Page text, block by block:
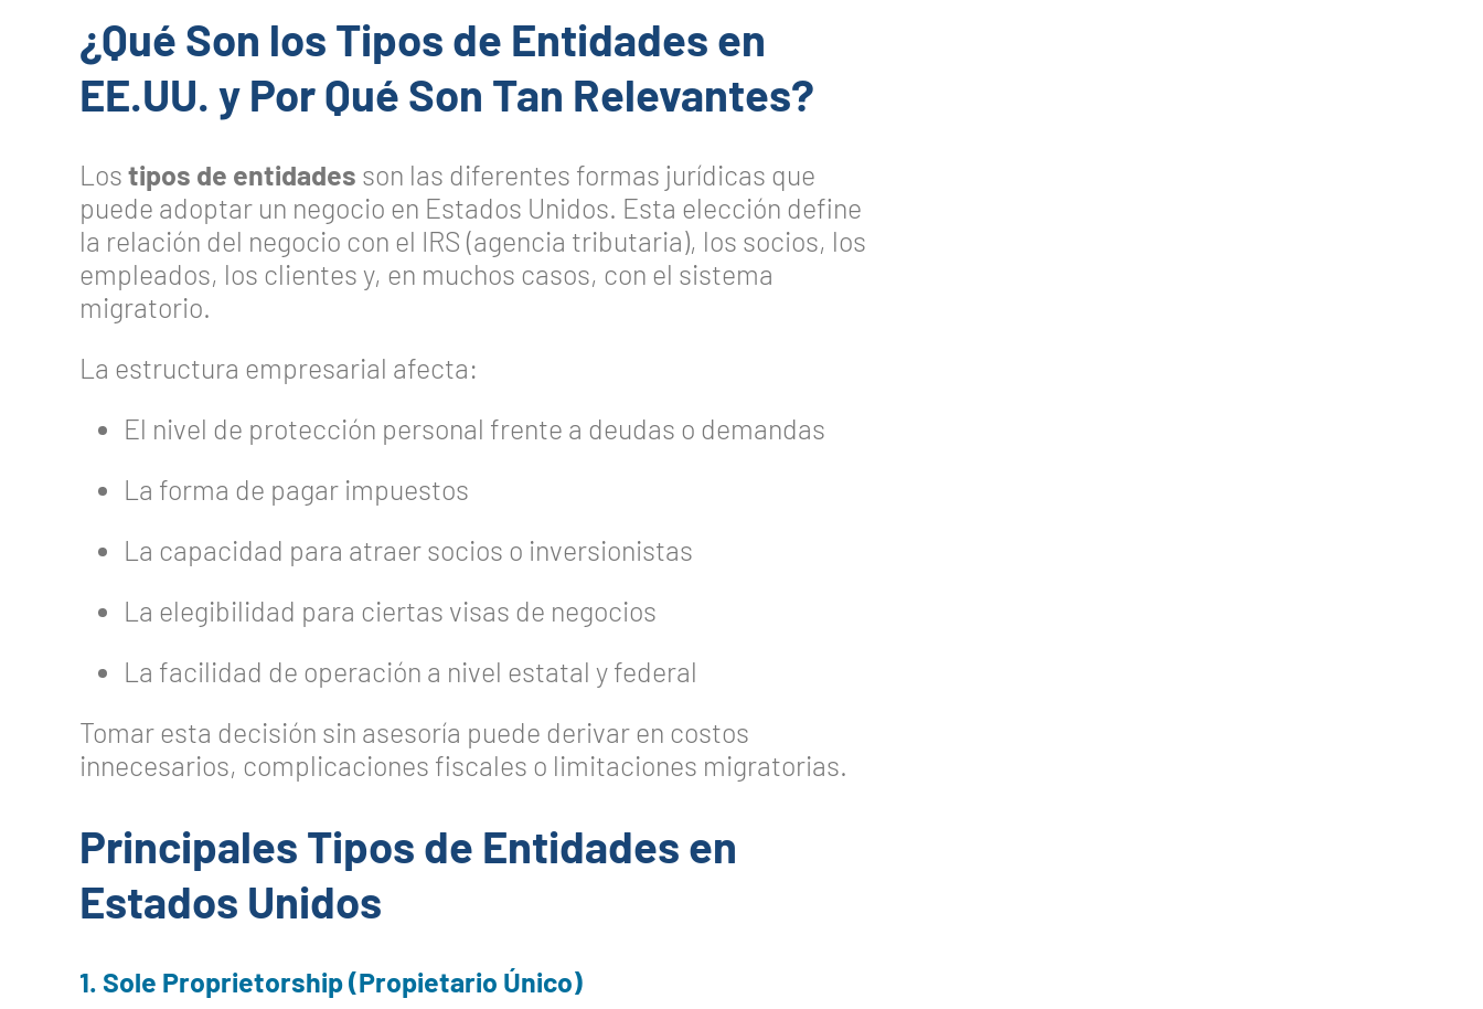
¿Qué Son los Tipos de Entidades en
EE.UU. y Por Qué Son Tan Relevantes?
Los tipos de entidades son las diferentes formas jurídicas que
puede adoptar un negocio en Estados Unidos. Esta elección define
la relación del negocio con el IRS (agencia tributaria), los socios, los
empleados, los clientes y, en muchos casos, con el sistema
migratorio.
La estructura empresarial afecta:
El nivel de protección personal frente a deudas o demandas
La forma de pagar impuestos
La capacidad para atraer socios o inversionistas
La elegibilidad para ciertas visas de negocios
La facilidad de operación a nivel estatal y federal
Tomar esta decisión sin asesoría puede derivar en costos
innecesarios, complicaciones fiscales o limitaciones migratorias.
Principales Tipos de Entidades en
Estados Unidos
1. Sole Proprietorship (Propietario Único)